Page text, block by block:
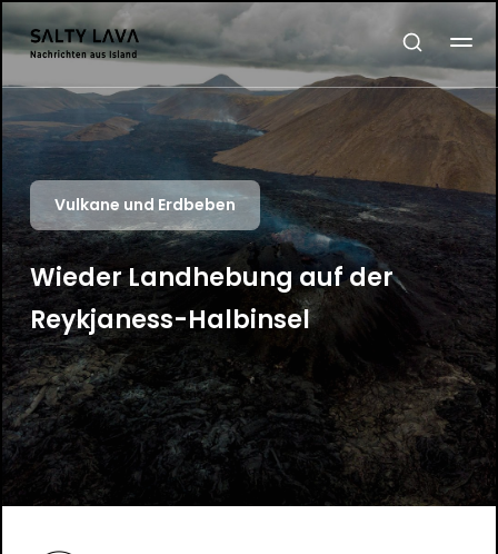
Vulkane und Erdbeben
Wieder Landhebung auf der
Reykjaness-Halbinsel